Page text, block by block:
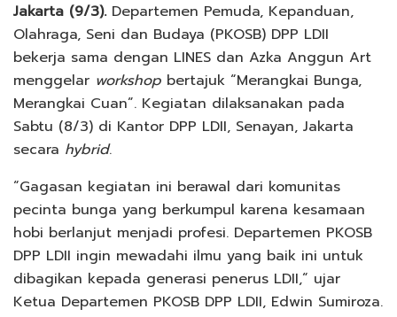
Jakarta (9/3).Departemen Pemuda, Kepanduan,
Olahraga, Seni dan Budaya (PKOSB) DPP LDII
bekerja sama dengan LINES dan Azka Anggun Art
menggelar workshop bertajuk “Merangkai Bunga,
Merangkai Cuan”. Kegiatan dilaksanakan pada
Sabtu (8/3) di Kantor DPP LDII, Senayan, Jakarta
secara hybrid.
“Gagasan kegiatan ini berawal dari komunitas
pecinta bunga yang berkumpul karena kesamaan
hobi berlanjut menjadi profesi. Departemen PKOSB
DPP LDII ingin mewadahi ilmu yang baik ini untuk
dibagikan kepada generasi penerus LDII,“ ujar
Ketua Departemen PKOSB DPP LDII, Edwin Sumiroza.